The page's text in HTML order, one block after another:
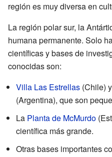
región es muy diversa en
La región polar sur, la
humana permanente. Solo
científicas y bases de
conocidas son:
Villa Las Estrellas (Chile)
(Argentina), que son
La Planta de McMurdo
científica más grande.
Otras bases importantes